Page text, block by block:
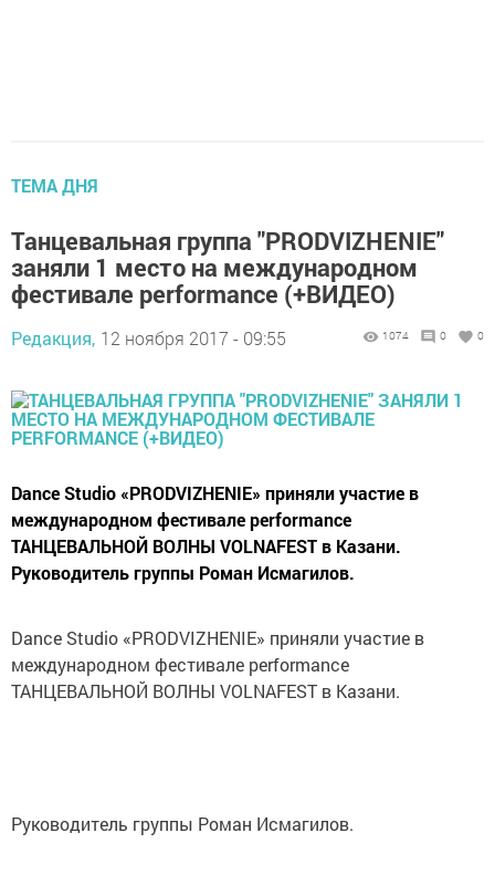
ТЕМА ДНЯ
Танцевальная группа "PRODVIZHENIE"
заняли 1 место на международном
фестивале performance (+ВИДЕО)
Редакция, 12 ноября 2017 - 09:55 1074 0 0
Dance Studio «PRODVIZHENIE» приняли участие в
международном фестивале performance
ТАНЦЕВАЛЬНОЙ ВОЛНЫ VOLNAFEST в Казани.
Руководитель группы Роман Исмагилов.
Dance Studio «PRODVIZHENIE» приняли участие в
международном фестивале performance
ТАНЦЕВАЛЬНОЙ ВОЛНЫ VOLNAFEST в Казани.
Руководитель группы Роман Исмагилов.